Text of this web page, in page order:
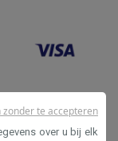
over u bij elk
zonder te accepteren